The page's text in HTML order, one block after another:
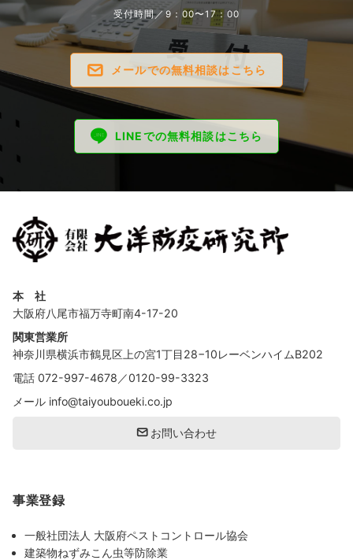
受付時間／9：00〜17：00
メールでの無料相談はこちら
LINEでの無料相談はこちら
本 社
大阪府八尾市福万寺町南4-17-20
関東営業所
神奈川県横浜市鶴見区上の宮1丁目28−10レーベンハイムB202
電話 072-997-4678 ／0120-99-3323
メール info@taiyouboueki.co.jp
お問い合わせ
事業登録
一般社団法人 大阪府ペストコントロール協会
建築物ねずみこん虫等防除業